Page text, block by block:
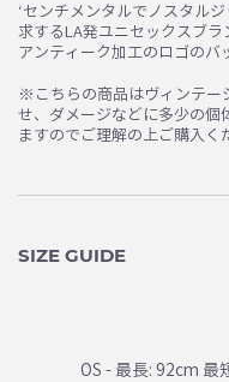
‘センチメンタルでノスタル
求するLA発ユニセックスブラ
アンティーク加工のロゴのバ
※こちらの商品はヴィンテー
せ、ダメージなどに多少の個
ますのでご理解の上ご購入く
SIZE GUIDE
OS - 最長: 92cm 最